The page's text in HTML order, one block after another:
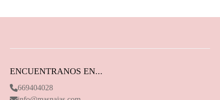
ENCUENTRANOS EN...
669404028